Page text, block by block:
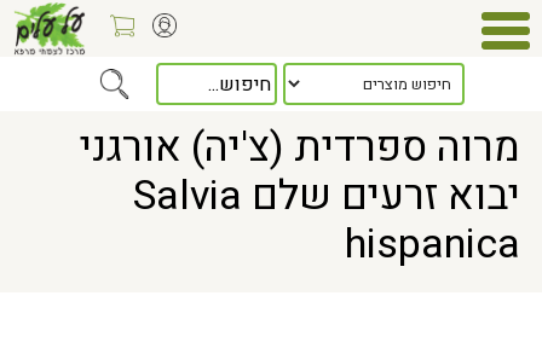
> מרוה ספרדית (צ'יה) אורגני יבוא זרעים שלם Salvia hispanica
מרוה ספרדית (צ'יה) אורגני
יבוא זרעים שלם Salvia
hispanica